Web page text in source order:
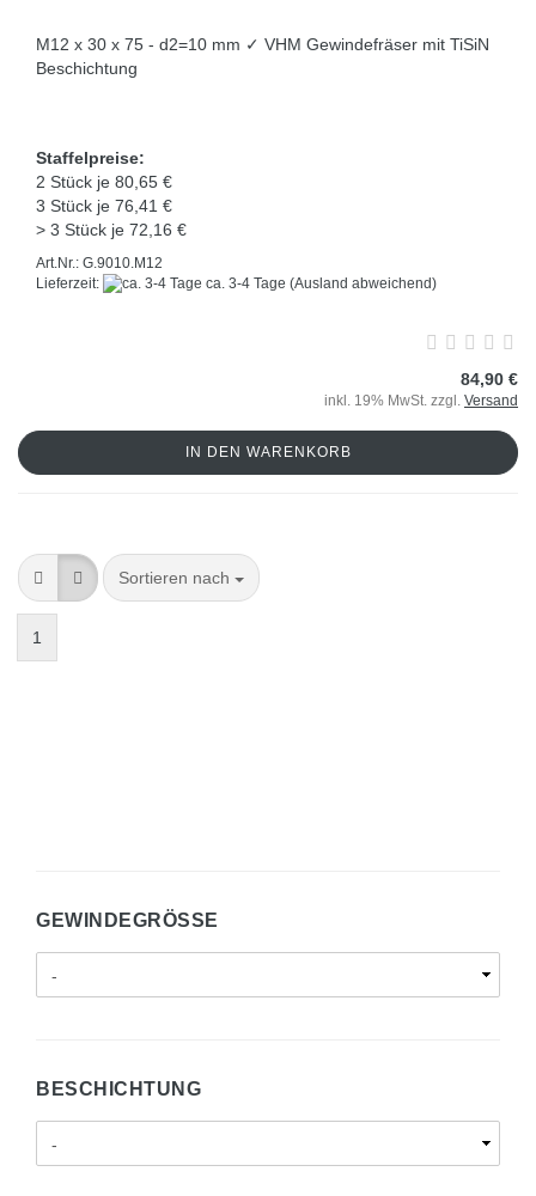
M12 x 30 x 75 - d2=10 mm ✓ VHM Gewindefräser mit TiSiN
Beschichtung
Staffelpreise:
2 Stück je 80,65 €
3 Stück je 76,41 €
> 3 Stück je 72,16 €
Art.Nr.: G.9010.M12
Lieferzeit:
ca. 3-4 Tage (Ausland abweichend)
84,90 €
inkl. 19% MwSt. zzgl. Versand
IN DEN WARENKORB
Sortieren nach
1
GEWINDEGRÖSSE
BESCHICHTUNG